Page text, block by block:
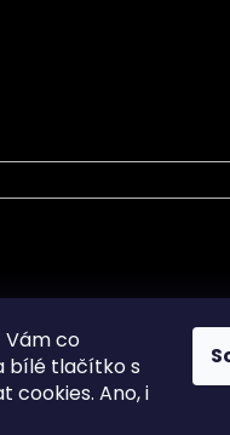
Vám co
bílé tlačítko s
cookies. Ano, i
a Platba